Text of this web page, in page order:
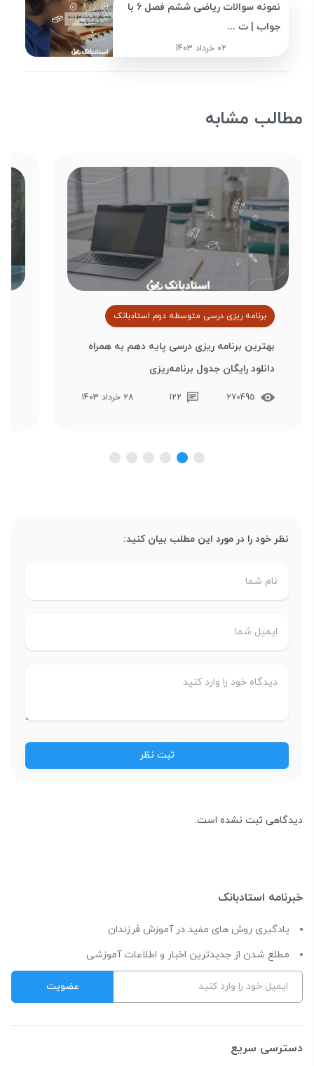
نمونه سوالات ریاضی ششم فصل 6 با
جواب | ت ...
02 خرداد 1403
مطالب مشابه
برنامه ریزی درسی متوسطه دوم استادبانک
بهترین برنامه‌ ریزی درسی پایه دهم به همراه
دانلود رایگان جدول برنامه‌ریزی
270495
122 28 خرداد 1403
نظر خود را در مورد این مطلب بیان کنید:
دیدگاهی ثبت نشده است.
خبرنامه استادبانک
یادگیری روش های مفید در آموزش فرزندان
مطلع شدن از جدیدترین اخبار و اطلاعات آموزشی
دسترسی سریع